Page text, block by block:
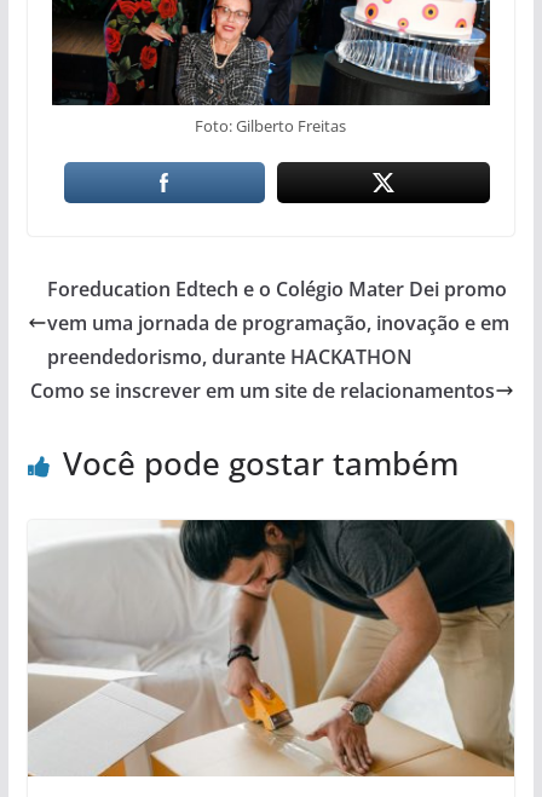
Foto: Gilberto Freitas
Foreducation Edtech e o Colégio Mater Dei promo
vem uma jornada de programação, inovação e em
preendedorismo, durante HACKATHON
Como se inscrever em um site de relacionamentos
Você pode gostar também